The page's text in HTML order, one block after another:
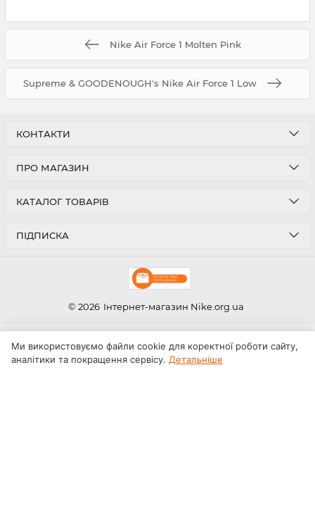
Nike Air Force 1 Molten Pink
Supreme & GOODENOUGH's Nike Air Force 1 Low
КОНТАКТИ
ПРО МАГАЗИН
КАТАЛОГ ТОВАРІВ
ПІДПИСКА
© 2026 Інтернет-магазин Nike.org.ua
Ми використовуємо файли cookie для коректної роботи сайту,
аналітики та покращення сервісу. Детальніше